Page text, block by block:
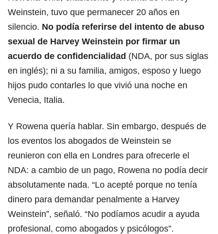
Weinstein, tuvo que permanecer 20 años en
silencio. No podía referirse del intento de abuso
sexual de Harvey Weinstein por firmar un
acuerdo de confidencialidad (NDA, por sus siglas
en inglés); ni a su familia, amigos, esposo y luego
hijos pudo contarles lo que vivió una noche en
Venecia, Italia.
Y Rowena quería hablar. Sin embargo, después de
los eventos los abogados de Weinstein se
reunieron con ella en Londres para ofrecerle el
NDA: a cambio de un pago, Rowena no podía decir
absolutamente nada. “Lo acepté porque no tenía
dinero para demandar penalmente a Harvey
Weinstein”, señaló. “No podíamos acudir a ayuda
profesional, como abogados y psicólogos”.